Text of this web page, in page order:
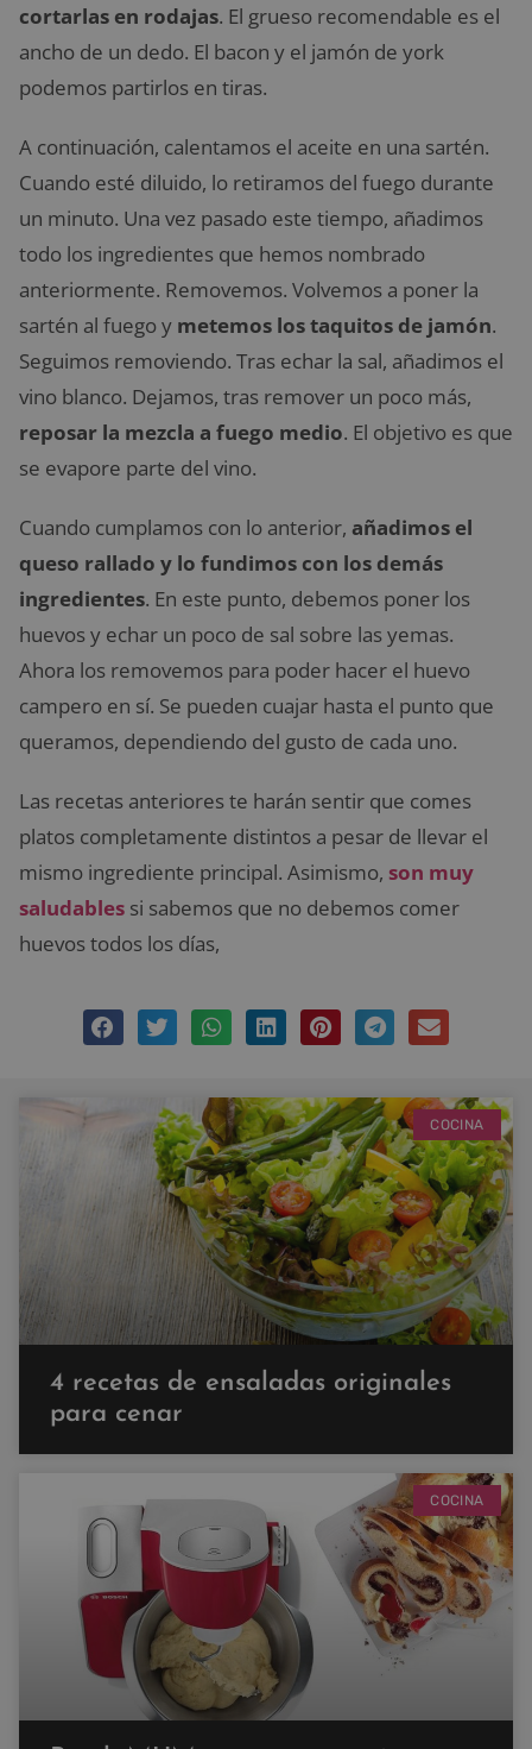
cortarlas en rodajas. El grueso recomendable es el
ancho de un dedo. El bacon y el jamón de york
podemos partirlos en tiras.
A continuación, calentamos el aceite en una sartén.
Cuando esté diluido, lo retiramos del fuego durante
un minuto. Una vez pasado este tiempo, añadimos
todo los ingredientes que hemos nombrado
anteriormente. Removemos. Volvemos a poner la
sartén al fuego y metemos los taquitos de jamón.
Seguimos removiendo. Tras echar la sal, añadimos el
vino blanco. Dejamos, tras remover un poco más,
reposar la mezcla a fuego medio. El objetivo es que
se evapore parte del vino.
Cuando cumplamos con lo anterior, añadimos el
queso rallado y lo fundimos con los demás
ingredientes. En este punto, debemos poner los
huevos y echar un poco de sal sobre las yemas.
Ahora los removemos para poder hacer el huevo
campero en sí. Se pueden cuajar hasta el punto que
queramos, dependiendo del gusto de cada uno.
Las recetas anteriores te harán sentir que comes
platos completamente distintos a pesar de llevar el
mismo ingrediente principal. Asimismo, son muy
saludables si sabemos que no debemos comer
huevos todos los días,
COCINA
4 recetas de ensaladas originales
para cenar
COCINA